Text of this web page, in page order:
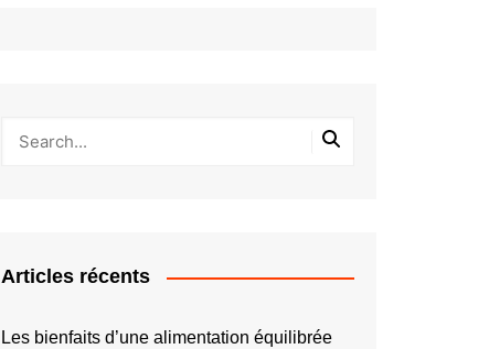
Articles récents
Les bienfaits d’une alimentation équilibrée